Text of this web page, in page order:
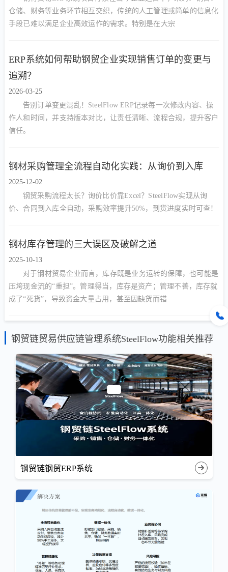
仓储、财务等业务环节相互交织，传统的人工管理或简单的信息化
手段已难以满足企业高效运作的需求。特别是在大宗
ERP系统如何帮助钢贸企业实现销售订单的变更与
追溯？
2026-03-25
告别订单变更混乱！SteelFlow ERP记录每一次修改内容、操
作人和时间，并支持版本对比，让责任清晰、流程合规，提升客户
信任。
钢材采购管理全流程自动化实践：从询价到入库
2025-12-02
钢贸采购流程太长？询价比价靠Excel？SteelFlow实现从询
价、合同到入库全自动，采购效率提升50%，到货进度实时可查！
钢材库存管理的三大误区及破解之道
2025-10-13
对于钢材贸易企业而言，库存既是业务运转的保障，也可能是
压垮现金流的“重担”。管理得当，库存是资产；管理不善，库存就
成了“死货”，导致资金大量占用，甚至因缺货而错
钢贸链贸易供应链管理系统SteelFlow功能相关推荐
钢贸链钢贸ERP系统